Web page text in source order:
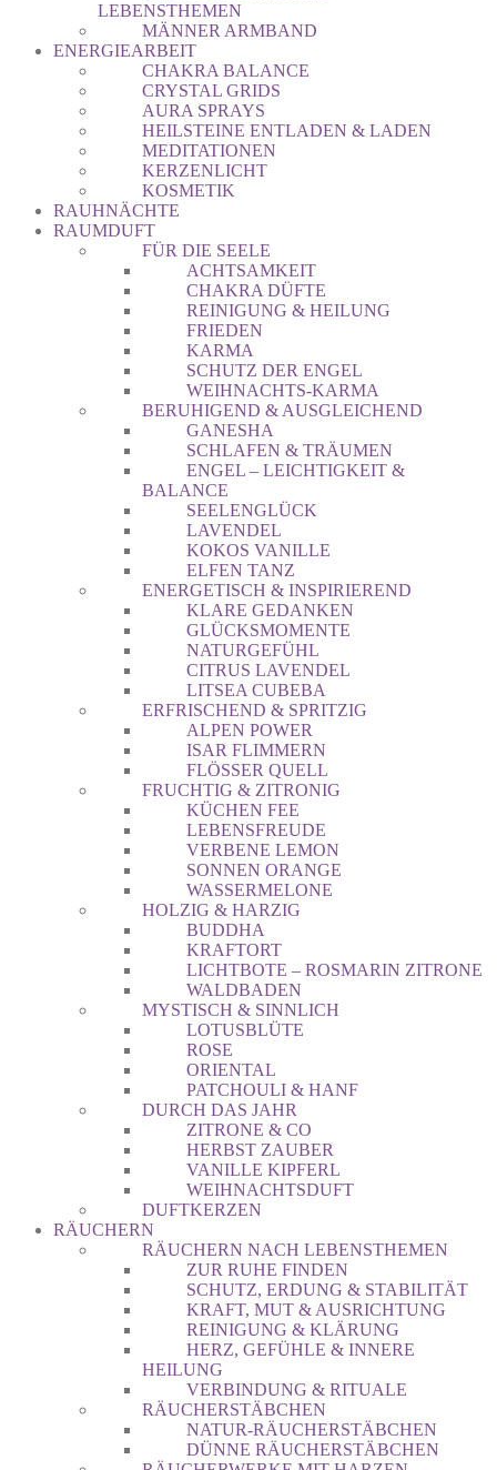
LEBENSTHEMEN
MÄNNER ARMBAND
ENERGIEARBEIT
CHAKRA BALANCE
CRYSTAL GRIDS
AURA SPRAYS
HEILSTEINE ENTLADEN & LADEN
MEDITATIONEN
KERZENLICHT
KOSMETIK
RAUHNÄCHTE
RAUMDUFT
FÜR DIE SEELE
ACHTSAMKEIT
CHAKRA DÜFTE
REINIGUNG & HEILUNG
FRIEDEN
KARMA
SCHUTZ DER ENGEL
WEIHNACHTS-KARMA
BERUHIGEND & AUSGLEICHEND
GANESHA
SCHLAFEN & TRÄUMEN
ENGEL – LEICHTIGKEIT &
BALANCE
SEELENGLÜCK
LAVENDEL
KOKOS VANILLE
ELFEN TANZ
ENERGETISCH & INSPIRIEREND
KLARE GEDANKEN
GLÜCKSMOMENTE
NATURGEFÜHL
CITRUS LAVENDEL
LITSEA CUBEBA
ERFRISCHEND & SPRITZIG
ALPEN POWER
ISAR FLIMMERN
FLÖSSER QUELL
FRUCHTIG & ZITRONIG
KÜCHEN FEE
LEBENSFREUDE
VERBENE LEMON
SONNEN ORANGE
WASSERMELONE
HOLZIG & HARZIG
BUDDHA
KRAFTORT
LICHTBOTE – ROSMARIN ZITRONE
WALDBADEN
MYSTISCH & SINNLICH
LOTUSBLÜTE
ROSE
ORIENTAL
PATCHOULI & HANF
DURCH DAS JAHR
ZITRONE & CO
HERBST ZAUBER
VANILLE KIPFERL
WEIHNACHTSDUFT
DUFTKERZEN
RÄUCHERN
RÄUCHERN NACH LEBENSTHEMEN
ZUR RUHE FINDEN
SCHUTZ, ERDUNG & STABILITÄT
KRAFT, MUT & AUSRICHTUNG
REINIGUNG & KLÄRUNG
HERZ, GEFÜHLE & INNERE
HEILUNG
VERBINDUNG & RITUALE
RÄUCHERSTÄBCHEN
NATUR-RÄUCHERSTÄBCHEN
DÜNNE RÄUCHERSTÄBCHEN